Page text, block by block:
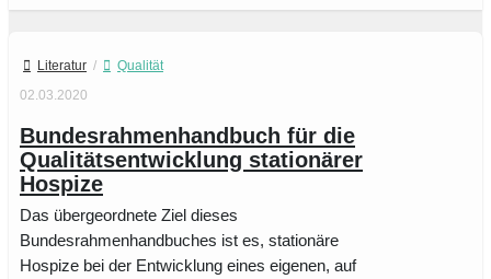
Literatur /
Qualität
02.03.2020
Bundesrahmenhandbuch für die
Qualitätsentwicklung stationärer
Hospize
Das übergeordnete Ziel dieses
Bundesrahmenhandbuches ist es, stationäre
Hospize bei der Entwicklung eines eigenen, auf